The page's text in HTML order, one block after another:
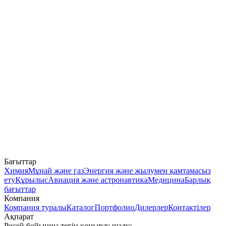
Бағыттар
ХимияМұнай және газЭнергия және жылумен қамтамасыз
етуҚұрылысАвиация және астронавтикаМедицинаБарлық
бағыттар
Компания
Компания туралыКаталогПортфолиоДилерлерКонтактілер
Ақпарат